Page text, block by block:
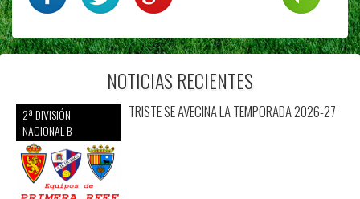
NOTICIAS RECIENTES
2ª DIVISIÓN
NACIONAL B
TRISTE SE AVECINA LA TEMPORADA 2026-27